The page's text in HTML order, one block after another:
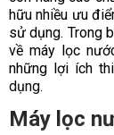
hữu nhiều ưu
sử dụng. Trong
về máy lọc
những lợi ích
dụng.
Máy lọc